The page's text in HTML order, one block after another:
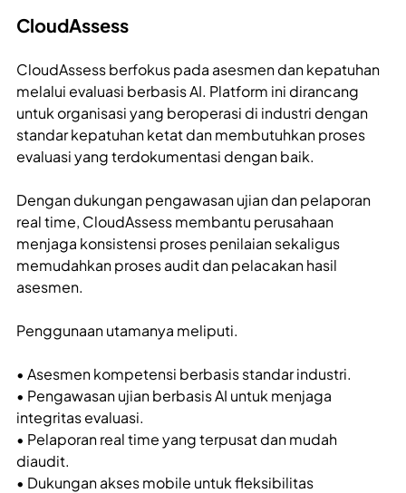
CloudAssess
CloudAssess berfokus pada asesmen dan kepatuhan
melalui evaluasi berbasis AI. Platform ini dirancang
untuk organisasi yang beroperasi di industri dengan
standar kepatuhan ketat dan membutuhkan proses
evaluasi yang terdokumentasi dengan baik.
Dengan dukungan pengawasan ujian dan pelaporan
real time, CloudAssess membantu perusahaan
menjaga konsistensi proses penilaian sekaligus
memudahkan proses audit dan pelacakan hasil
asesmen.
Penggunaan utamanya meliputi.
• Asesmen kompetensi berbasis standar industri.
• Pengawasan ujian berbasis AI untuk menjaga
integritas evaluasi.
• Pelaporan real time yang terpusat dan mudah
diaudit.
• Dukungan akses mobile untuk fleksibilitas